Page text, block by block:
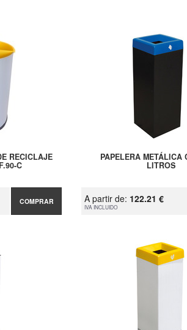
RECICLAJE
C
COMPRAR
PAPELERA METÁLICA
LITROS
A partir de: 122.21 €
IVA INCLUIDO